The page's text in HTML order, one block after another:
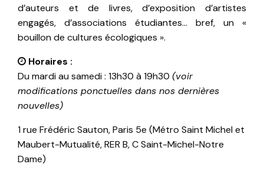
d’auteurs et de livres, d’exposition d’artistes
engagés, d’associations étudiantes… bref, un «
bouillon de cultures écologiques ».
Horaires :
Du mardi au samedi : 13h30 à 19h30 (voir
modifications ponctuelles dans nos dernières
nouvelles)
1 rue Frédéric Sauton, Paris 5e (Métro Saint Michel et
Maubert-Mutualité, RER B, C Saint-Michel-Notre
Dame)